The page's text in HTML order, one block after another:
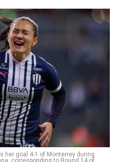
her goal 4-1 of Monterrey during
corresponding to Round 14 of